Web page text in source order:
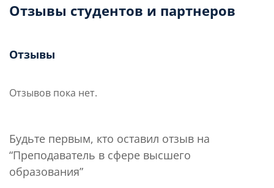
Отзывы студентов и партнеров
Отзывы
Отзывов пока нет.
Будьте первым, кто оставил отзыв на
“Преподаватель в сфере высшего
образования”